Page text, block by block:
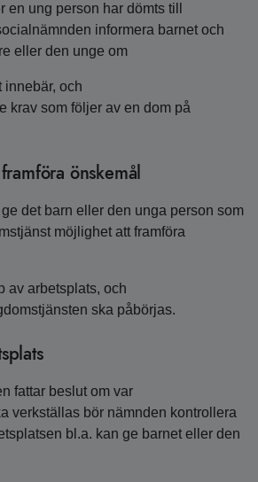
en ung person har dömts till
informera barnet och
eller den unge om
innebär, och
krav som följer av en dom på
önskemål
det barn eller den unga person som
möjlighet att framföra
av arbetsplats, och
ska påbörjas.
fattar beslut om var
verkställas bör nämnden kontrollera
bl.a. kan ge barnet eller den